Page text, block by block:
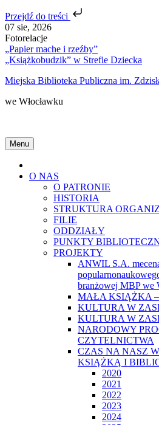
Przejdź do treści
Skip
to
content
07 sie, 2026
Fotorelacje
„Papier mache i rzeźby”
„Książkobudzik” w Strefie Dziecka
Miejska Biblioteka Publiczna im.
we Włocławku
Menu
O NAS
O PATRONIE
HISTORIA
STRUKTURA
FILIE
ODDZIAŁY
PUNKTY
PROJEKTY
ANWIL S.A.
branżowej MBP we
MAŁA KSIĄŻKA
KULTURA W
KULTURA W
NARODOWY
CZYTELNICTWA
CZAS NA NASZ
KSIĄŻKĄ I
2020
2021
2022
2023
2024